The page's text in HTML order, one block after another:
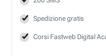
Spedizione gratis
Corsi Fastweb Digital